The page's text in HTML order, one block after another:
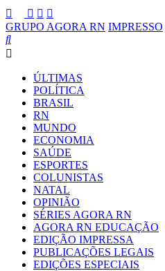
GRUPO AGORA RN IMPRESSO
ÚLTIMAS
POLÍTICA
BRASIL
RN
MUNDO
ECONOMIA
SAÚDE
ESPORTES
COLUNISTAS
NATAL
OPINIÃO
SÉRIES AGORA RN
AGORA RN EDUCAÇÃO
EDIÇÃO IMPRESSA
PUBLICAÇÕES LEGAIS
EDIÇÕES ESPECIAIS